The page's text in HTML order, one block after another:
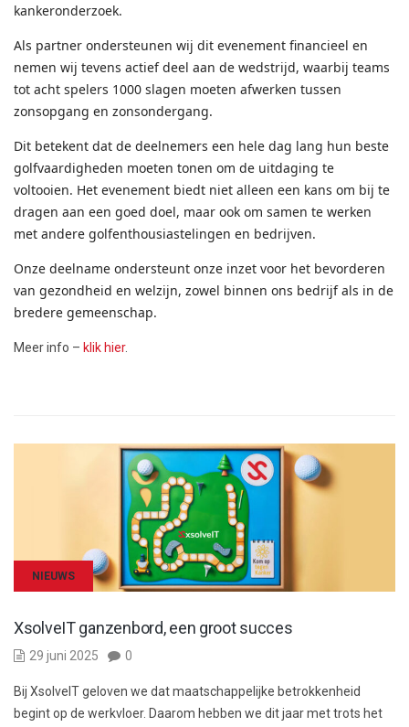
kankeronderzoek.
Als partner ondersteunen wij dit evenement financieel en
nemen wij tevens actief deel aan de wedstrijd, waarbij teams
tot acht spelers 1000 slagen moeten afwerken tussen
zonsopgang en zonsondergang.
Dit betekent dat de deelnemers een hele dag lang hun beste
golfvaardigheden moeten tonen om de uitdaging te
voltooien. Het evenement biedt niet alleen een kans om bij te
dragen aan een goed doel, maar ook om samen te werken
met andere golfenthousiastelingen en bedrijven.
Onze deelname ondersteunt onze inzet voor het bevorderen
van gezondheid en welzijn, zowel binnen ons bedrijf als in de
bredere gemeenschap.
Meer info – klik hier.
NIEUWS
XsolveIT ganzenbord, een groot succes
29 juni 2025 0
Bij XsolveIT geloven we dat maatschappelijke betrokkenheid
begint op de werkvloer. Daarom hebben we dit jaar met trots het